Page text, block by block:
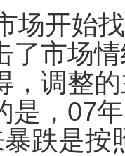
开始
了市场
，调整
是，07
跌是按